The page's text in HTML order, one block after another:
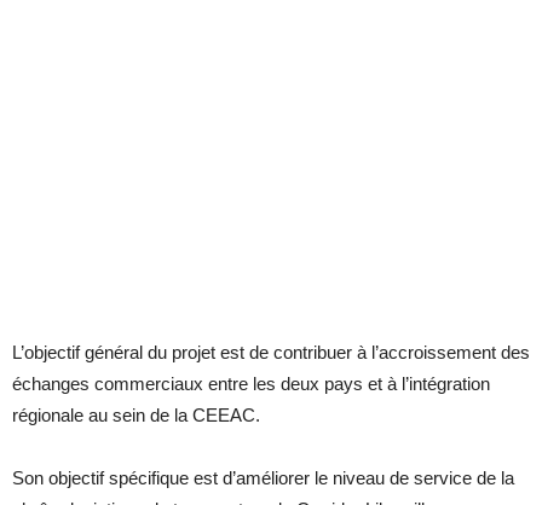
L’objectif général du projet est de contribuer à l’accroissement des
échanges commerciaux entre les deux pays et à l’intégration
régionale au sein de la CEEAC.
Son objectif spécifique est d’améliorer le niveau de service de la